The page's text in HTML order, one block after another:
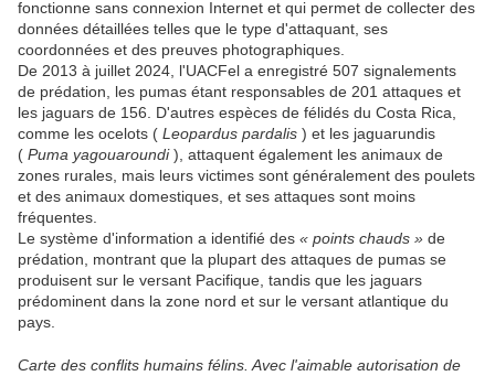
fonctionne sans connexion Internet et qui permet de collecter des
données détaillées telles que le type d'attaquant, ses
coordonnées et des preuves photographiques.
De 2013 à juillet 2024, l'UACFel a enregistré 507 signalements
de prédation, les pumas étant responsables de 201 attaques et
les jaguars de 156. D'autres espèces de félidés du Costa Rica,
comme les ocelots ( Leopardus pardalis ) et les jaguarundis
( Puma yagouaroundi), attaquent également les animaux de
zones rurales, mais leurs victimes sont généralement des poulets
et des animaux domestiques, et ses attaques sont moins
fréquentes.
Le système d'information a identifié des « points chauds » de
prédation, montrant que la plupart des attaques de pumas se
produisent sur le versant Pacifique, tandis que les jaguars
prédominent dans la zone nord et sur le versant atlantique du
pays.
Carte des conflits humains félins. Avec l'aimable autorisation de